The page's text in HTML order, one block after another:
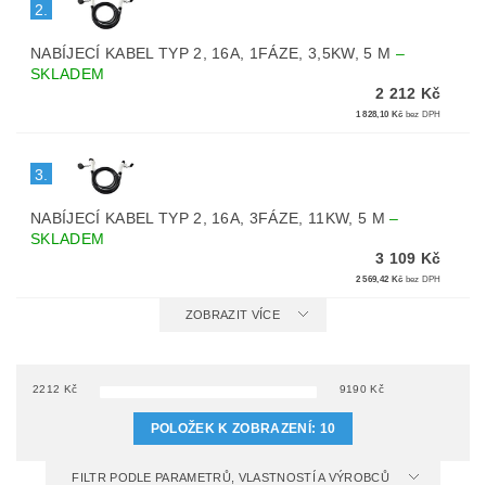
2.
NABÍJECÍ KABEL TYP 2, 16A, 1FÁZE, 3,5KW, 5 M –
SKLADEM
2 212 Kč
1 828,10 Kč bez DPH
3.
NABÍJECÍ KABEL TYP 2, 16A, 3FÁZE, 11KW, 5 M–
SKLADEM
3 109 Kč
2 569,42 Kč bez DPH
ZOBRAZIT VÍCE
2212 Kč 9190 Kč
POLOŽEK K ZOBRAZENÍ: 10
FILTR PODLE PARAMETRŮ, VLASTNOSTÍ A VÝROBCŮ